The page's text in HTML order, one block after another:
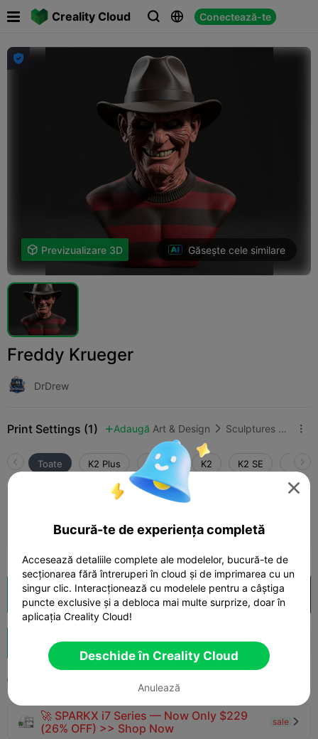
Creality Cloud   Conectează-te
 

 Previzualizare 3D Găsește cele similare
Freddy Krueger
DrDrew
Print Settings (1)  Adaugă Art & Design  Sculptures & Artworks 
Toate K2 Plus K2 Pro K2 K2 SE
Autor  03h 09m  1 plates  83.90g
Secționare Cloud Deschide în Creality Cloud
Boost 135 131  1

🚀 SPARKX i7 Series — Now Only $229
(26% OFF) >> Shop Now
sale 

Bucură-te de experiența completă
Accesează detaliile complete ale modelelor, bucură-te de
secționarea fără întreruperi în cloud și de imprimarea cu un
singur clic. Interacționează cu modelele pentru a câștiga
puncte exclusive și a debloca mai multe surprize, doar în
aplicația Creality Cloud!
Deschide în Creality Cloud
Anulează